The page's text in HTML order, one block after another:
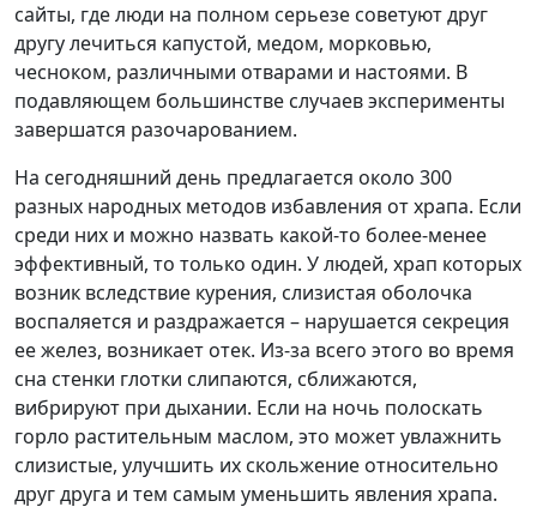
сайты, где люди на полном серьезе советуют друг
другу лечиться капустой, медом, морковью,
чесноком, различными отварами и настоями. В
подавляющем большинстве случаев эксперименты
завершатся разочарованием.
На сегодняшний день предлагается около 300
разных народных методов избавления от храпа. Если
среди них и можно назвать какой-то более-менее
эффективный, то только один. У людей, храп которых
возник вследствие курения, слизистая оболочка
воспаляется и раздражается – нарушается секреция
ее желез, возникает отек. Из-за всего этого во время
сна стенки глотки слипаются, сближаются,
вибрируют при дыхании. Если на ночь полоскать
горло растительным маслом, это может увлажнить
слизистые, улучшить их скольжение относительно
друг друга и тем самым уменьшить явления храпа.